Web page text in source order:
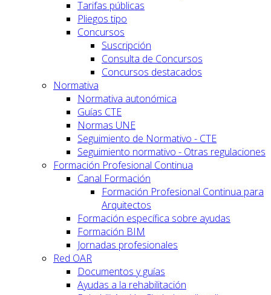
Tarifas públicas
Pliegos tipo
Concursos
Suscripción
Consulta de Concursos
Concursos destacados
Normativa
Normativa autonómica
Guías CTE
Normas UNE
Seguimiento de Normativo - CTE
Seguimiento normativo - Otras regulaciones
Formación Profesional Continua
Canal Formación
Formación Profesional Continua para
Arquitectos
Formación específica sobre ayudas
Formación BIM
Jornadas profesionales
Red OAR
Documentos y guías
Ayudas a la rehabilitación